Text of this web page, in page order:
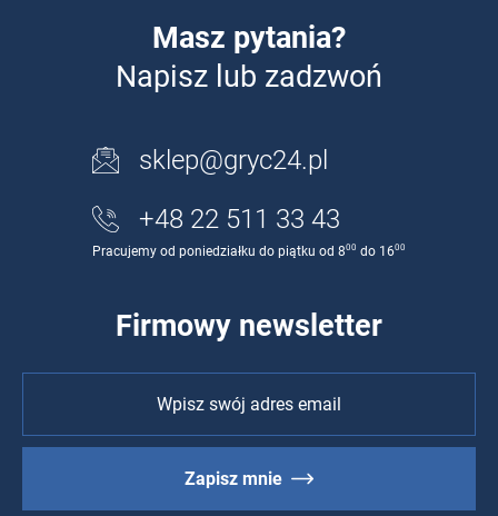
Masz pytania?
Napisz lub zadzwoń
sklep@gryc24.pl
+48 22 511 33 43
Pracujemy od poniedziałku do piątku od 800 do 1600
Firmowy newsletter
Zapisz mnie